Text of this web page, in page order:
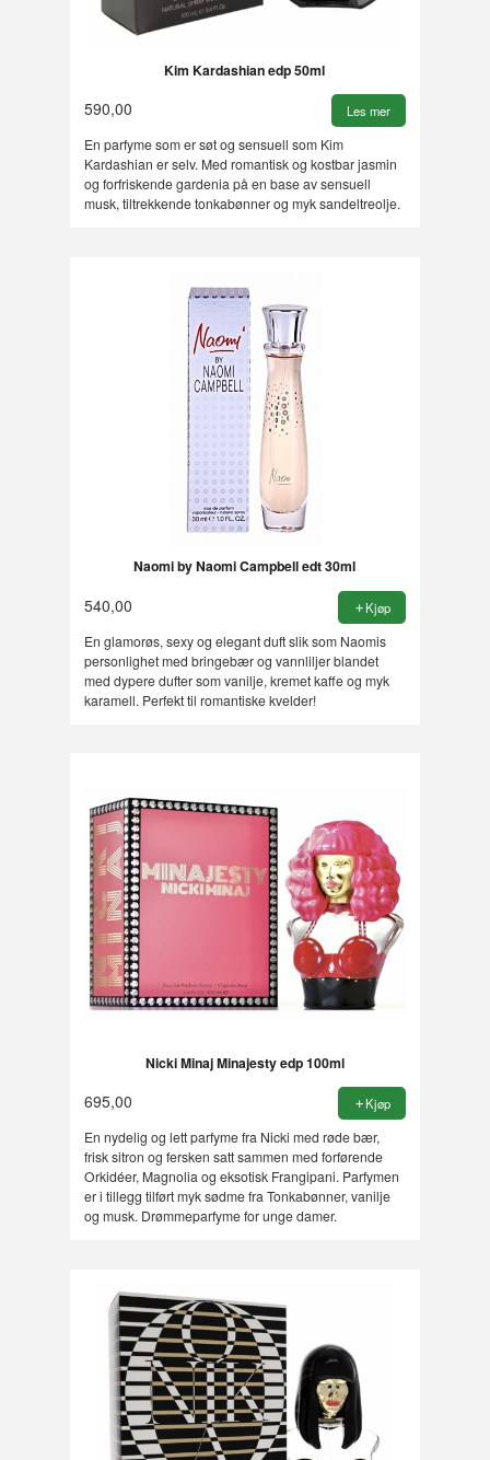
Kim Kardashian edp 50ml
590,00 Les mer
En parfyme som er søt og sensuell som Kim
Kardashian er selv. Med romantisk og kostbar jasmin
og forfriskende gardenia på en base av sensuell
musk, tiltrekkende tonkabønner og myk sandeltreolje.
Naomi by Naomi Campbell edt 30ml
540,00 Kjøp
En glamorøs, sexy og elegant duft slik som Naomis
personlighet med bringebær og vannliljer blandet
med dypere dufter som vanilje, kremet kaffe og myk
karamell. Perfekt til romantiske kvelder!
Nicki Minaj Minajesty edp 100ml
695,00 Kjøp
En nydelig og lett parfyme fra Nicki med røde bær,
frisk sitron og fersken satt sammen med forførende
Orkidéer, Magnolia og eksotisk Frangipani. Parfymen
er i tillegg tilført myk sødme fra Tonkabønner, vanilje
og musk. Drømmeparfyme for unge damer.